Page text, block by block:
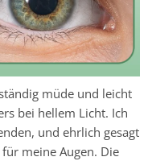
müde und leicht
bei hellem Licht. Ich
und ehrlich gesagt
meine Augen. Die